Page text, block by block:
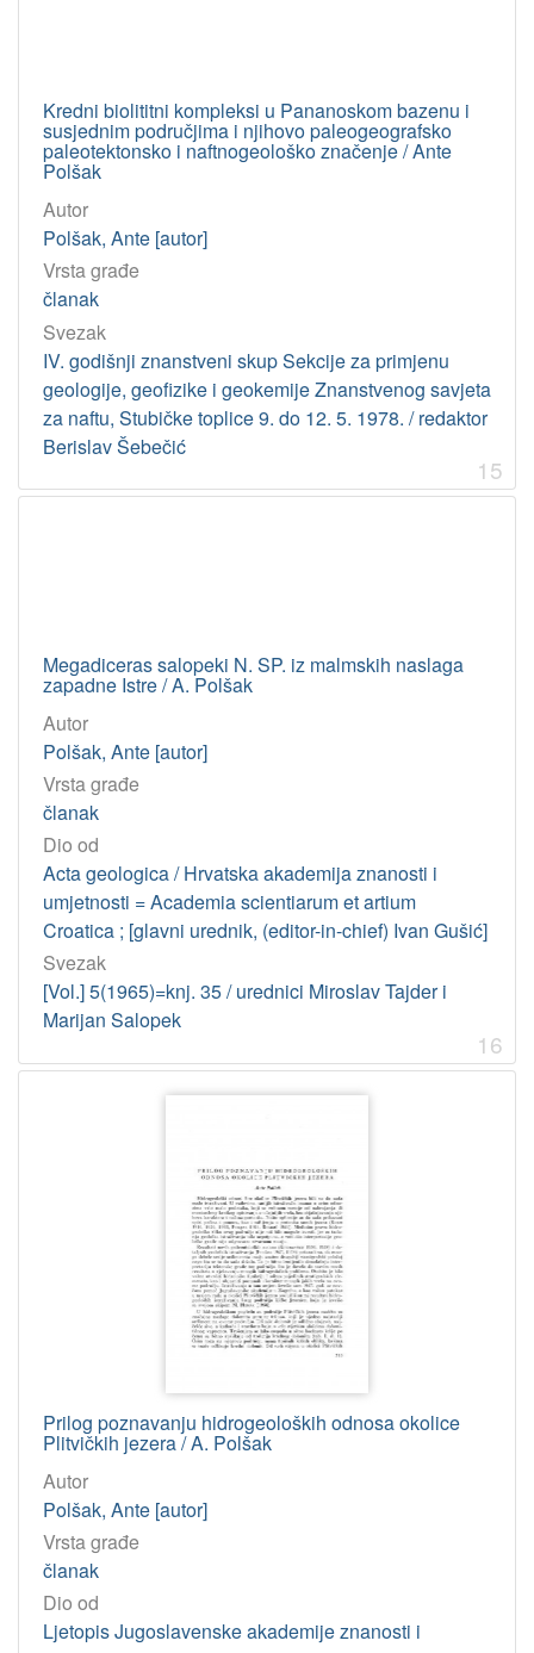
Kredni biolititni kompleksi u Pananoskom bazenu i
susjednim područjima i njihovo paleogeografsko
paleotektonsko i naftnogeološko značenje / Ante
Polšak
Autor
Polšak, Ante [autor]
Vrsta građe
članak
Svezak
IV. godišnji znanstveni skup Sekcije za primjenu
geologije, geofizike i geokemije Znanstvenog savjeta
za naftu, Stubičke toplice 9. do 12. 5. 1978. / redaktor
Berislav Šebečić
15
Megadiceras salopeki N. SP. iz malmskih naslaga
zapadne Istre / A. Polšak
Autor
Polšak, Ante [autor]
Vrsta građe
članak
Dio od
Acta geologica / Hrvatska akademija znanosti i
umjetnosti = Academia scientiarum et artium
Croatica ; [glavni urednik, (editor-in-chief) Ivan Gušić]
Svezak
[Vol.] 5(1965)=knj. 35 / urednici Miroslav Tajder i
Marijan Salopek
16
Prilog poznavanju hidrogeoloških odnosa okolice
Plitvičkih jezera / A. Polšak
Autor
Polšak, Ante [autor]
Vrsta građe
članak
Dio od
Ljetopis Jugoslavenske akademije znanosti i